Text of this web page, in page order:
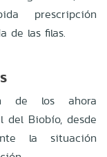
prescripción
de las filas.
de los ahora
del Biobío, desde
la situación